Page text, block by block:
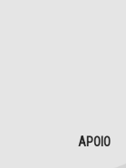
APOIO